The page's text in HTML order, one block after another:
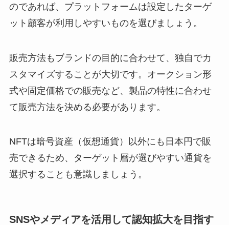
のであれば、プラットフォームは設定したターゲ
ット顧客が利用しやすいものを選びましょう。
販売方法もブランドの目的に合わせて、独自でカ
スタマイズすることが大切です。オークション形
式や固定価格での販売など、製品の特性に合わせ
て販売方法を決める必要があります。
NFTは暗号資産（仮想通貨）以外にも日本円で販
売できるため、ターゲット層が選びやすい通貨を
選択することも意識しましょう。
SNSやメディアを活用して認知拡大を目指す